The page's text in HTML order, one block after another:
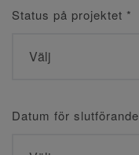
Status på projektet *
Datum för slutförande